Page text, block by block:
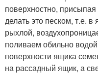
поверхностно,
делать это песком, т.е.
рыхлой,
поливаем обильно
поверхности ящика
на рассадный ящик, а